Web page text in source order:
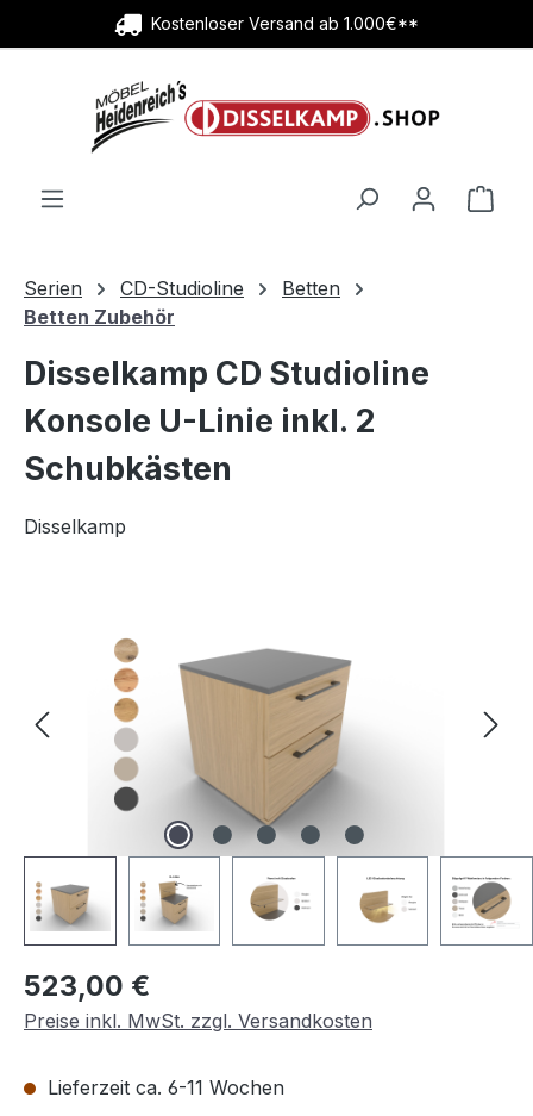
Zum Hauptinhalt springenKostenloser Versand ab 1.000€**
Serien CD-Studioline
Betten
Betten Zubehör
Disselkamp CD Studioline
Konsole U-Linie inkl. 2
Schubkästen
Disselkamp
Regulärer Preis:
523,00 €
Preise inkl. MwSt. zzgl. Versandkosten
Lieferzeit ca. 6-11 Wochen